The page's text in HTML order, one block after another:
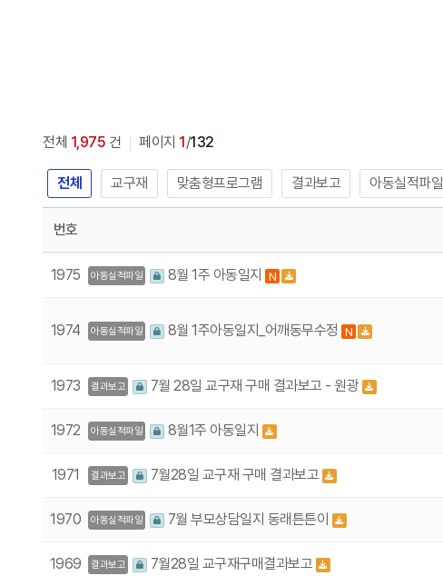
전체 1,975 건 페이지 1/132
전체 교구재 맞춤형프로그램 결과보고 아동실적파일
번호
1975 아동실적파일 8월 1주 아동일지 N
1974 아동실적파일 8월 1주아동일지_어깨동무수정 N
1973 결과보고 7월 28일 교구재 구매 결과보고 - 원광
1972 아동실적파일 8월1주 아동일지
1971 결과보고 7월28일 교구재 구매 결과보고
1970 아동실적파일 7월 부모상담일지 동래튼튼이
1969 결과보고 7월28일 교구재구매결과보고